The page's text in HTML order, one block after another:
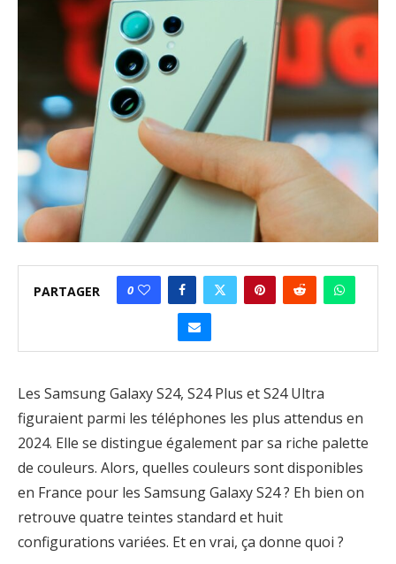
PARTAGER 0
Les Samsung Galaxy S24, S24 Plus et S24 Ultra
figuraient parmi les téléphones les plus attendus en
2024. Elle se distingue également par sa riche palette
de couleurs. Alors, quelles couleurs sont disponibles
en France pour les Samsung Galaxy S24 ? Eh bien on
retrouve quatre teintes standard et huit
configurations variées. Et en vrai, ça donne quoi ?